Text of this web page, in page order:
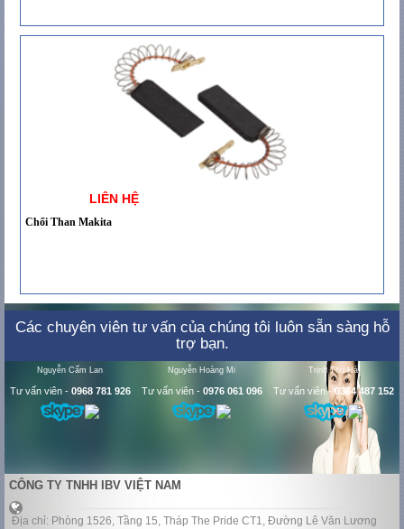
LIÊN HỆ
Chổi Than Makita
Các chuyên viên tư vấn của chúng tôi luôn sẵn sàng hỗ
trợ bạn.
Nguyễn Cẩm Lan
Tư vấn viên- 0968 781 926
Nguyễn Hoàng Mi
Tư vấn viên- 0976 061 096
Trịnh Thu Hà
Tư vấn viên-0364 487 152
CÔNG TY TNHH IBV VIỆT NAM
Địa chỉ: Phòng 1526, Tầng 15, Tháp The Pride CT1, Đường Lê Văn Lương